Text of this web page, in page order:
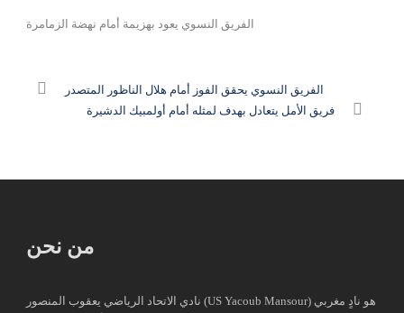
الفريق النسوي يعود بهزيمة أمام نهضة الزمامرة
الفريق النسوي يحقق الفوز أمام هلال الناظور المتصدر
فريق الأمل يتعادل بهدف لمثله أمام أولمبيك الدشيرة
من نحن
نادي الاتحاد الرياضي يعقوب المنصور (US Yacoub Mansour) هو نادٍ مغربي